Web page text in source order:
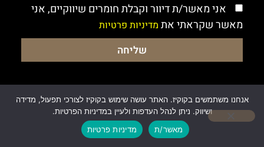
אני מאשר/ת דיוור וקבלת חומרים שיווקיים, אני
מאשר שקראתי את מדיניות פרטיות
שליחה
אנחנו משתמשים בקוקיז. האתר עושה שימוש בקוקיז לצורכי תפעול, מדידה
ושיווק. ניתן לנהל העדפות ולעיין במדיניות הפרטיות.
מאשר/ת
מדיניות פרטיות